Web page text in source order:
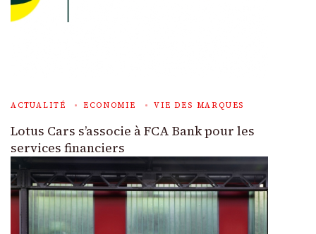
ACTUALITÉ ECONOMIE VIE DES MARQUES
Lotus Cars s’associe à FCA Bank pour les
services financiers